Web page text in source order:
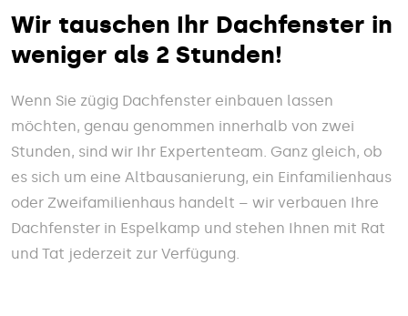
Wir tauschen Ihr Dachfenster in
weniger als 2 Stunden!
Wenn Sie zügig Dachfenster einbauen lassen
möchten, genau genommen innerhalb von zwei
Stunden, sind wir Ihr Expertenteam. Ganz gleich, ob
es sich um eine Altbausanierung, ein Einfamilienhaus
oder Zweifamilienhaus handelt – wir verbauen Ihre
Dachfenster in Espelkamp und stehen Ihnen mit Rat
und Tat jederzeit zur Verfügung.